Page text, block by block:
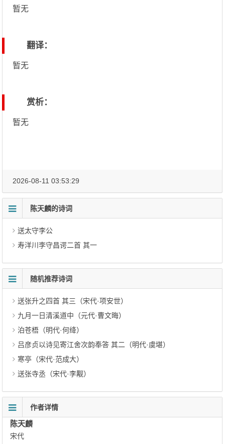
暂无
翻译：
暂无
赏析：
暂无
2026-08-11 03:53:29
陈天麟的诗词
送太守李公
寿洋川李守昌谔二首 其一
随机推荐诗词
送张升之四首 其三（宋代·项安世）
九月一日清溪道中（元代·曹文晦）
泊苍梧（明代·何绛）
吕彦贞以诗见寄江舍次韵奉答 其二（明代·虞堪）
寒亭（宋代·范成大）
送张寺丞（宋代·李觏）
作者详情
陈天麟
宋代